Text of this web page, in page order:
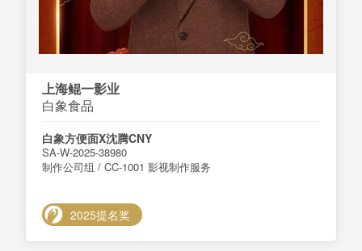
上海鲲一影业
白象食品
白象方便面X沈腾CNY
SA-W-2025-38980
制作公司组 / CC-1001 影视制作服务
2025提名奖